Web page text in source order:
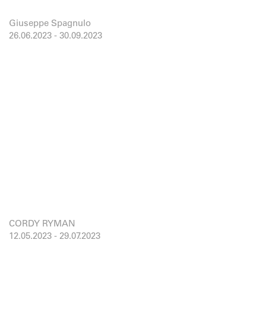
Giuseppe Spagnulo
26.06.2023 - 30.09.2023
CORDY RYMAN
12.05.2023 - 29.07.2023